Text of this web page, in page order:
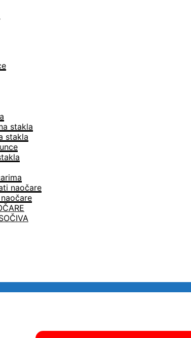
stakla
stakla
naočare